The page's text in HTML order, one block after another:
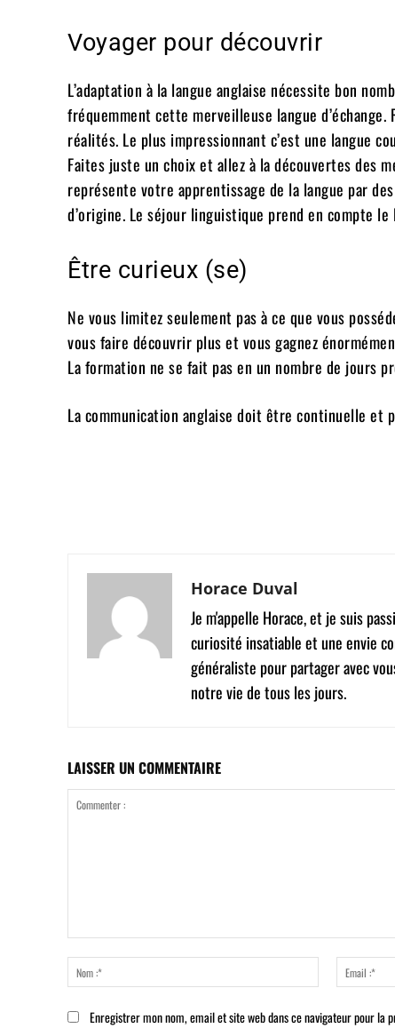
Voyager pour découvrir
L’adaptation à la langue anglaise nécessite bon
fréquemment cette merveilleuse langue
réalités. Le plus impressionnant c’est une langue
Faites juste un choix et allez à la découvertes des
représente votre apprentissage de la langue par
d’origine. Le séjour linguistique prend en compte
Être curieux (se)
Ne vous limitez seulement pas à ce que vous
vous faire découvrir plus et vous gagnez
La formation ne se fait pas en un nombre de jours
La communication anglaise doit être continuelle et
Horace Duval
Je m'appelle Horace, et je suis
curiosité insatiable et une envie
généraliste pour partager avec
notre vie de tous les jours.
LAISSER UN COMMENTAIRE
:*
Enregistrer mon nom, email et site web dans ce navigateur pour la